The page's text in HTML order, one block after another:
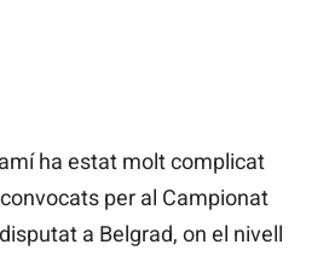
ha estat molt complicat
per al Campionat
a Belgrad, on el nivell